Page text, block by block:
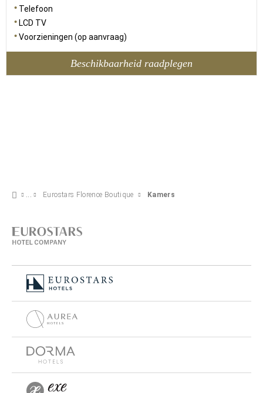
Telefoon
LCD TV
Voorzieningen (op aanvraag)
Beschikbaarheid raadplegen
Eurostars Florence Boutique Kamers